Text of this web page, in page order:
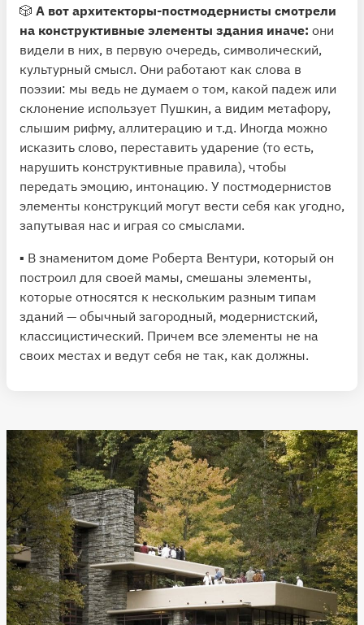
🎲 А вот архитекторы-постмодернисты смотрели
на конструктивные элементы здания иначе: они
видели в них, в первую очередь, символический,
культурный смысл. Они работают как слова в
поэзии: мы ведь не думаем о том, какой падеж или
склонение использует Пушкин, а видим метафору,
слышим рифму, аллитерацию и т.д. Иногда можно
исказить слово, переставить ударение (то есть,
нарушить конструктивные правила), чтобы
передать эмоцию, интонацию. У постмодернистов
элементы конструкций могут вести себя как угодно,
запутывая нас и играя со смыслами.
▪️ В знаменитом доме Роберта Вентури, который он
построил для своей мамы, смешаны элементы,
которые относятся к нескольким разным типам
зданий — обычный загородный, модернистский,
классицистический. Причем все элементы не на
своих местах и ведут себя не так, как должны.